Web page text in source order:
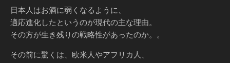
日本人はお酒に弱くなるように、
適応進化したというのが現代の主な理由。
その方が生き残りの戦略性があったのか。。
その前に驚くは、欧米人やアフリカ人、